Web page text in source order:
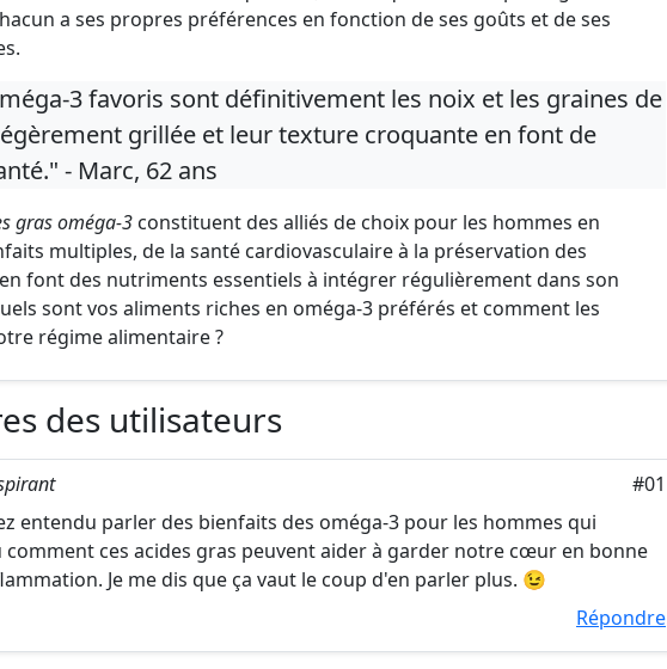
a ses propres préférences en fonction de ses goûts et de ses
3 favoris sont définitivement les noix et les graines de
grillée et leur texture croquante en font de
- Marc, 62 ans
gras oméga-3 constituent des alliés de choix pour les hommes en
multiples, de la santé cardiovasculaire à la préservation des
font des nutriments essentiels à intégrer régulièrement dans son
sont vos aliments riches en oméga-3 préférés et comment les
régime alimentaire ?
des utilisateurs
#01
entendu parler des bienfaits des oméga-3 pour les hommes qui
comment ces acides gras peuvent aider à garder notre cœur en bonne
Je me dis que ça vaut le coup d'en parler plus. 😉
Répondre